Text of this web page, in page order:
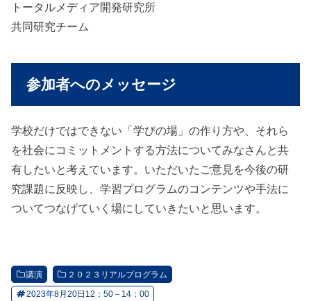
トータルメディア開発研究所
共同研究チーム
参加者へのメッセージ
学校だけではできない「学びの場」の作り方や、それら
を社会にコミットメントする方法についてみなさんと共
有したいと考えています。いただいたご意見を今後の研
究課題に反映し、学習プログラムのコンテンツや手法に
ついてつなげていく場にしていきたいと思います。
講演 ２０２３リアルプログラム
2023年8月20日12：50－14：00